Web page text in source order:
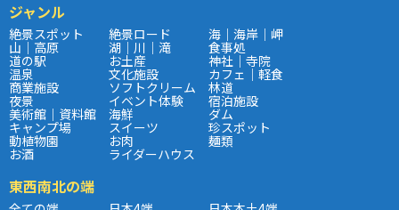
ジャンル
絶景スポット 絶景ロード 海｜海岸｜岬
山｜高原 湖｜川｜滝 食事処
道の駅 お土産 神社｜寺院
温泉 文化施設 カフェ｜軽食
商業施設 ソフトクリーム 林道
夜景 イベント体験 宿泊施設
美術館｜資料館 海鮮 ダム
キャンプ場 スイーツ 珍スポット
動植物園 お肉 麺類
お酒 ライダーハウス
東西南北の端